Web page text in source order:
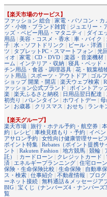
【楽天市場のサービス】
ファッション 総合 | 家電・パソコン・カ
グ・小物・ブランド雑貨 | ジュエリー・
ッズ・ベビー用品・マタニティ | ダイエ
用品 | 美容・コスメ・香水 | 車・バイク |
子 | 水・ソフトドリンク | ビール・洋酒 |
ツ | タブレットPC・スマートフォン | 光
ィオ | 家電 | CD・DVD | 楽器・音楽機材 |
ーム | インテリア・収納 | 寝具・ベッド
チン用品・食器・調理器具 | 花・観葉植
ット用品 | スポーツ・アウトドア | ゴル
ショップ 開業・開店 | 楽天ウェブ検索 |
ァッション公式ブランド | ポイントアッ
楽 | 楽天ふるさと納税 | 日用品翌日配達 |
初売り | バレンタイン | ホワイトデー | 母
ン | お歳暮 | クリスマス | おせち | ランキ
【楽天グループ】
楽天市場 | 旅行・ホテル予約・航空券 |
約 | レシピ | 車検見積もり・予約 | イベ
アサロン予約 | 女性向け健康管理サービ
ポイント特集 | Rebates（ポイント提携サ
ント | Rakuten Fashion | 地方競馬 | 競輪 |
託）
| カードローン | クレジットカード |
済 | エネルギープランニング | 住宅ロー
保険・生命保険比較 | 生命保険 | 自動車
ス・検索 | 仕事紹介 | 不動産情報 | ブログ
ーネット接続 | 無料通話＆メッセージア
BIG | 宝くじ（ナンバーズ4・ナンバーズ3
覧